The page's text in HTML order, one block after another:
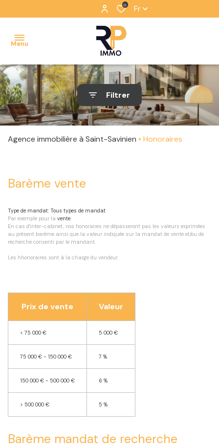
0 Fr
Menu
ACCUEIL
VENTES
ESTIMATION
Filtrer
Agence immobilière à Saint-Savinien Honoraires
Barème vente
Type de mandat: Tous types de mandat
Par exemple pour la vente:
En cas d'inter-cabinet, nos honoraires ne dépasseront pas les valeurs exprimées
au présent barème ainsi que la valeur indiquée sur la mandat de vente et/ou de
recherche consenti par le mandant.
Les hhonoraires sont à la charge du vendeur.
Prix de vente Valeur
< 75 000 € 5 000 €
75 000 € - 150 000 € 7 %
150 000 € - 500 000 € 6 %
> 500 000 € 5 %
Barème mandat de recherche